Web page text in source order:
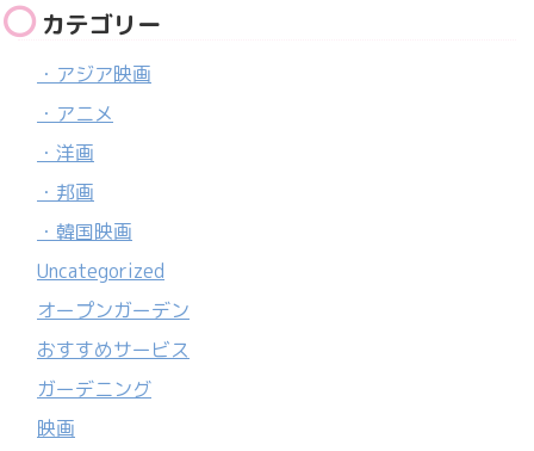
カテゴリー
・アジア映画
・アニメ
・洋画
・邦画
・韓国映画
Uncategorized
オープンガーデン
おすすめサービス
ガーデニング
映画